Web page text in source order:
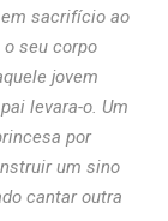
sacrifício ao
seu corpo
jovem
levara-o. Um
por
um sino
cantar outra